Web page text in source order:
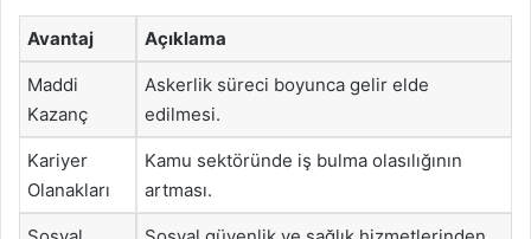
Avantaj Açıklama
Maddi
Kazanç
Askerlik süreci boyunca gelir elde
edilmesi.
Kariyer
Olanakları
Kamu sektöründe iş bulma olasılığının
artması.